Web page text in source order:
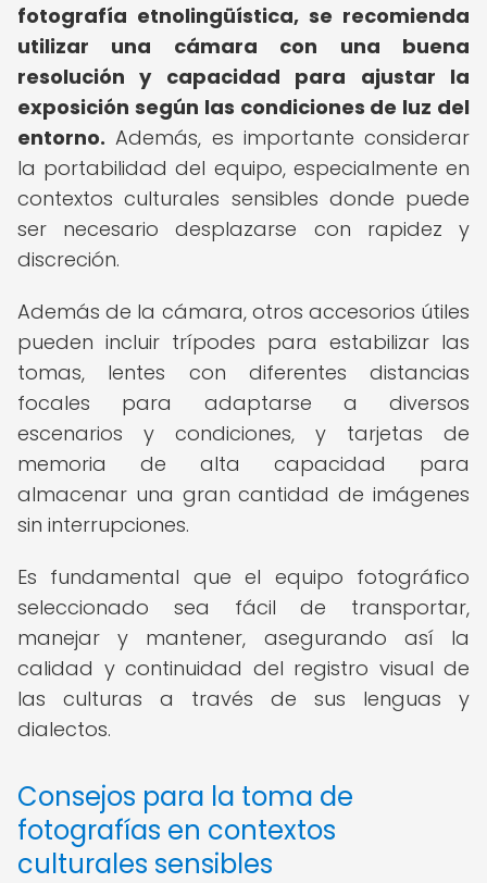
fotografía etnolingüística, se recomienda
utilizar una cámara con una buena
resolución y capacidad para ajustar la
exposición según las condiciones de luz del
entorno. Además, es importante considerar
la portabilidad del equipo, especialmente en
contextos culturales sensibles donde puede
ser necesario desplazarse con rapidez y
discreción.
Además de la cámara, otros accesorios útiles
pueden incluir trípodes para estabilizar las
tomas, lentes con diferentes distancias
focales para adaptarse a diversos
escenarios y condiciones, y tarjetas de
memoria de alta capacidad para
almacenar una gran cantidad de imágenes
sin interrupciones.
Es fundamental que el equipo fotográfico
seleccionado sea fácil de transportar,
manejar y mantener, asegurando así la
calidad y continuidad del registro visual de
las culturas a través de sus lenguas y
dialectos.
Consejos para la toma de
fotografías en contextos
culturales sensibles